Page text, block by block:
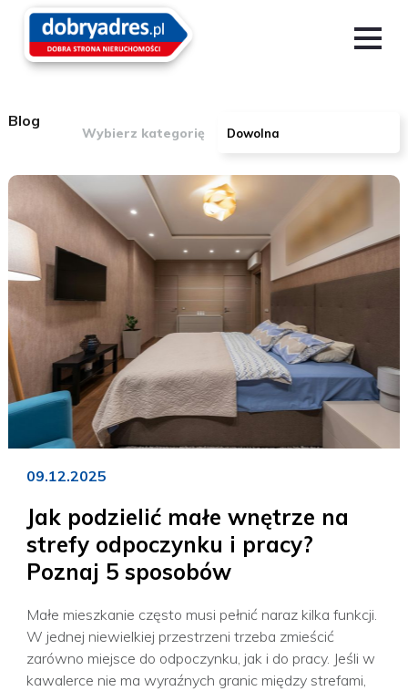
Blog
Wybierz kategorię
09.12.2025
Jak podzielić małe wnętrze na
strefy odpoczynku i pracy?
Poznaj 5 sposobów
Małe mieszkanie często musi pełnić naraz kilka funkcji.
W jednej niewielkiej przestrzeni trzeba zmieścić
zarówno miejsce do odpoczynku, jak i do pracy. Jeśli w
kawalerce nie ma wyraźnych granic między strefami,